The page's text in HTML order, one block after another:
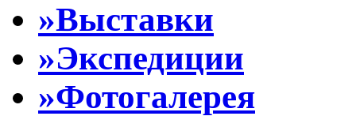
»Выставки
»Экспедиции
»Фотогалерея